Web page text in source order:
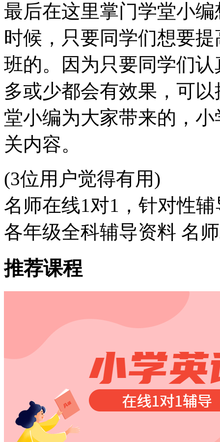
最后在这里掌门学堂小
时候，只要同学们想要
班的。因为只要同学们
多或少都会有效果，可
堂小编为大家带来的，
关内容。
(3位用户觉得有用)
名师在线1对1，针对性
各年级全科辅导资料 名
推荐课程